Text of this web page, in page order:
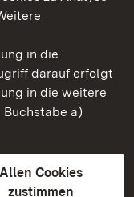
in die
darauf erfolgt
in die weitere
Buchstabe a)
Allen Cookies
zustimmen
Württemberg